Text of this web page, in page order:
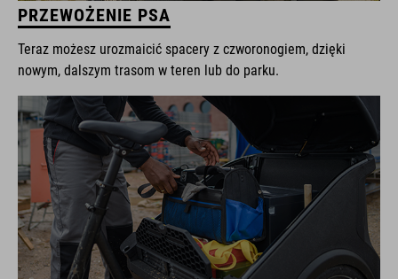
PRZEWOŻENIE PSA
Teraz możesz urozmaicić spacery z czworonogiem, dzięki
nowym, dalszym trasom w teren lub do parku.